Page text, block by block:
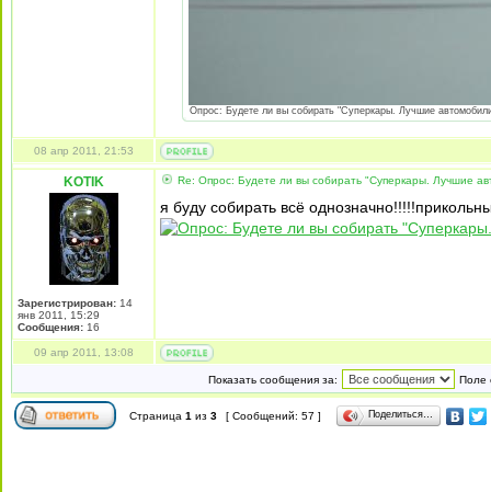
Опрос: Будете ли вы собирать "Суперкары. Лучшие
08 апр 2011, 21:53
KOTIK
Зарегистрирован: 14
янв 2011, 15:29
Сообщения: 16
Re: Опрос: Будете ли вы собирать "Суперкары. Лучшие
я буду собирать всё
09 апр 2011, 13:08
Показать сообщения за: Поле
Страница 1 из 3 [ Сообщений: 57 ] Поделиться…